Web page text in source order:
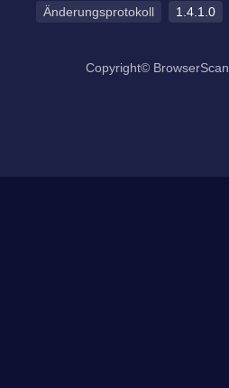
Änderungsprotokoll 1.4.1.0
Copyright© BrowserScan